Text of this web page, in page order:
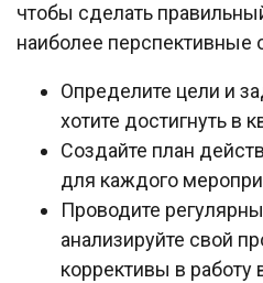
чтобы сделать
наиболее перспективные
Определите цели и
хотите достигнуть в
Создайте план
для каждого
Проводите
анализируйте свой
коррективы в работу